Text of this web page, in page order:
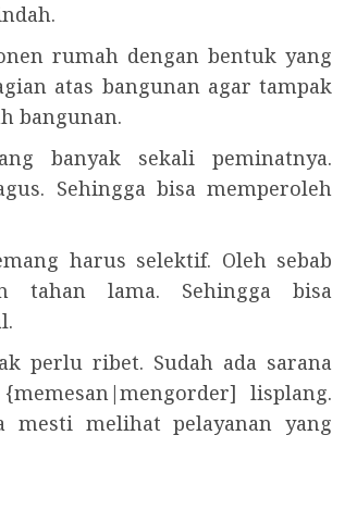
rumah dengan bentuk yang
atas bangunan agar tampak
bangunan.
banyak sekali peminatnya.
Sehingga bisa memperoleh
harus selektif. Oleh sebab
tahan lama. Sehingga bisa
perlu ribet. Sudah ada sarana
lisplang.
mesti melihat pelayanan yang